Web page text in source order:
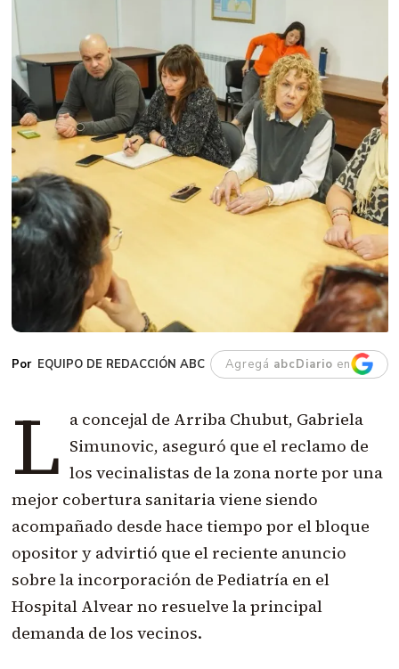
EQUIPO DE REDACCIÓN ABC Agregá abcDiario en
L a concejal de Arriba Chubut, Gabriela
Simunovic, aseguró que el reclamo de
los vecinalistas de la zona norte por una
mejor cobertura sanitaria viene siendo
acompañado desde hace tiempo por el bloque
opositor y advirtió que el reciente anuncio
sobre la incorporación de Pediatría en el
Hospital Alvear no resuelve la principal
demanda de los vecinos.